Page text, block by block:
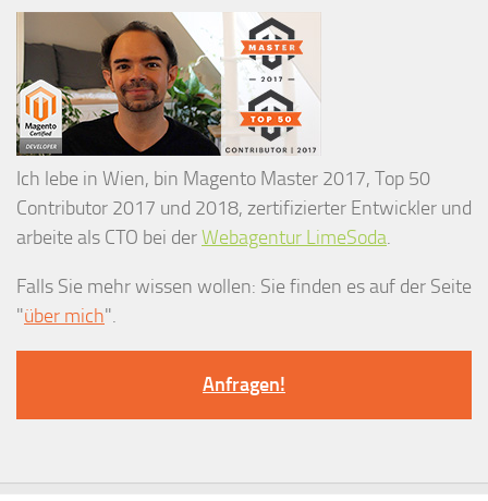
Ich lebe in Wien, bin Magento Master 2017, Top 50
Contributor 2017 und 2018, zertifizierter Entwickler und
arbeite als CTO bei derWebagentur LimeSoda.
Falls Sie mehr wissen wollen: Sie finden es auf der Seite
"über mich".
Anfragen!